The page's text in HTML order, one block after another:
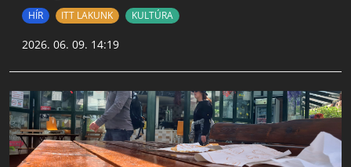
HÍR ITT LAKUNK KULTÚRA
2026. 06. 09. 14:19